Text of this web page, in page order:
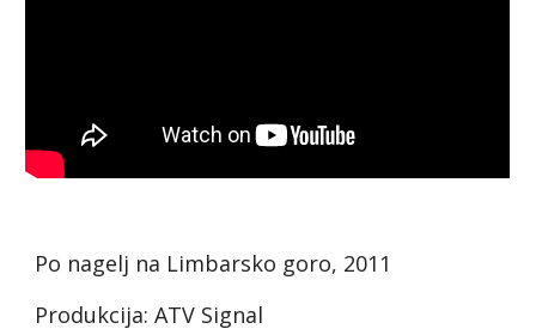
Po nagelj na Limbarsko goro, 2011
Produkcija: ATV Signal